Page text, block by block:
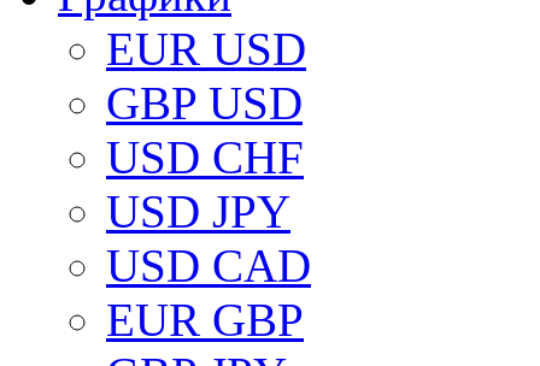
EUR USD
GBP USD
USD CHF
USD JPY
USD CAD
EUR GBP